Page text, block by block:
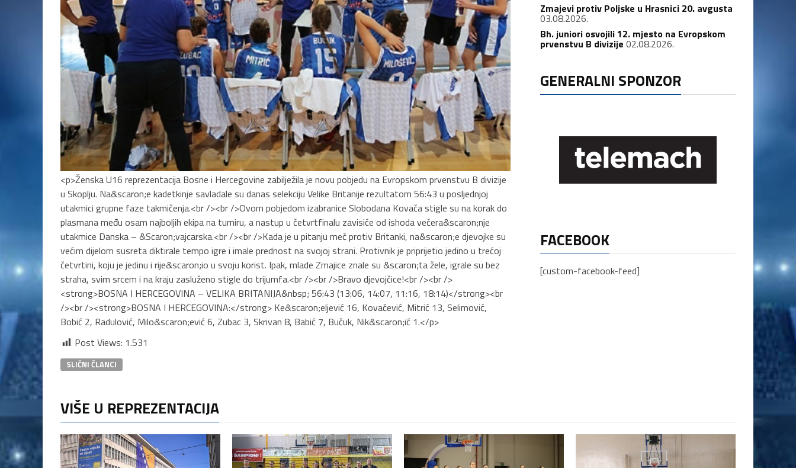
<p>Ženska U16 reprezentacija Bosne i Hercegovine zabilježila je novu pobjedu na Evropskom prvenstvu B divizije
u Skoplju. Na&scaron;e kadetkinje savladale su danas selekciju Velike Britanije rezultatom 56:43 u posljednjoj
utakmici grupne faze takmičenja.<br /><br />Ovom pobjedom izabranice Slobodana Kovača stigle su na korak do
plasmana među osam najboljih ekipa na turniru, a nastup u četvrtfinalu zavisiće od ishoda večera&scaron;nje
utakmice Danska – &Scaron;vajcarska.<br /><br />Kada je u pitanju meč protiv Britanki, na&scaron;e djevojke su
većim dijelom susreta diktirale tempo igre i imale prednost na svojoj strani. Protivnik je priprijetio jedino u trećoj
četvrtini, koju je jedinu i rije&scaron;io u svoju korist. Ipak, mlade Zmajice znale su &scaron;ta žele, igrale su bez
straha, svim srcem i na kraju zasluženo stigle do trijumfa.<br /><br />Bravo djevojčice!<br /><br />
<strong>BOSNA I HERCEGOVINA – VELIKA BRITANIJA&nbsp; 56:43 (13:06, 14:07, 11:16, 18:14)</strong><br
/><br /><strong>BOSNA I HERCEGOVINA:</strong> Ke&scaron;eljević 16, Kovačević, Mitrić 13, Selimović,
Bobić 2, Radulović, Milo&scaron;ević 6, Zubac 3, Skrivan 8, Babić 7, Bučuk, Nik&scaron;ić 1.</p>
Post Views: 1.531
SLIČNI ČLANCI
Zmajevi protiv Poljske u Hrasnici 20. avgusta
03.08.2026.
Bh. juniori osvojili 12. mjesto na Evropskom
prvenstvu B divizije 02.08.2026.
GENERALNI SPONZOR
FACEBOOK
[custom-facebook-feed]
VIŠE U REPREZENTACIJA